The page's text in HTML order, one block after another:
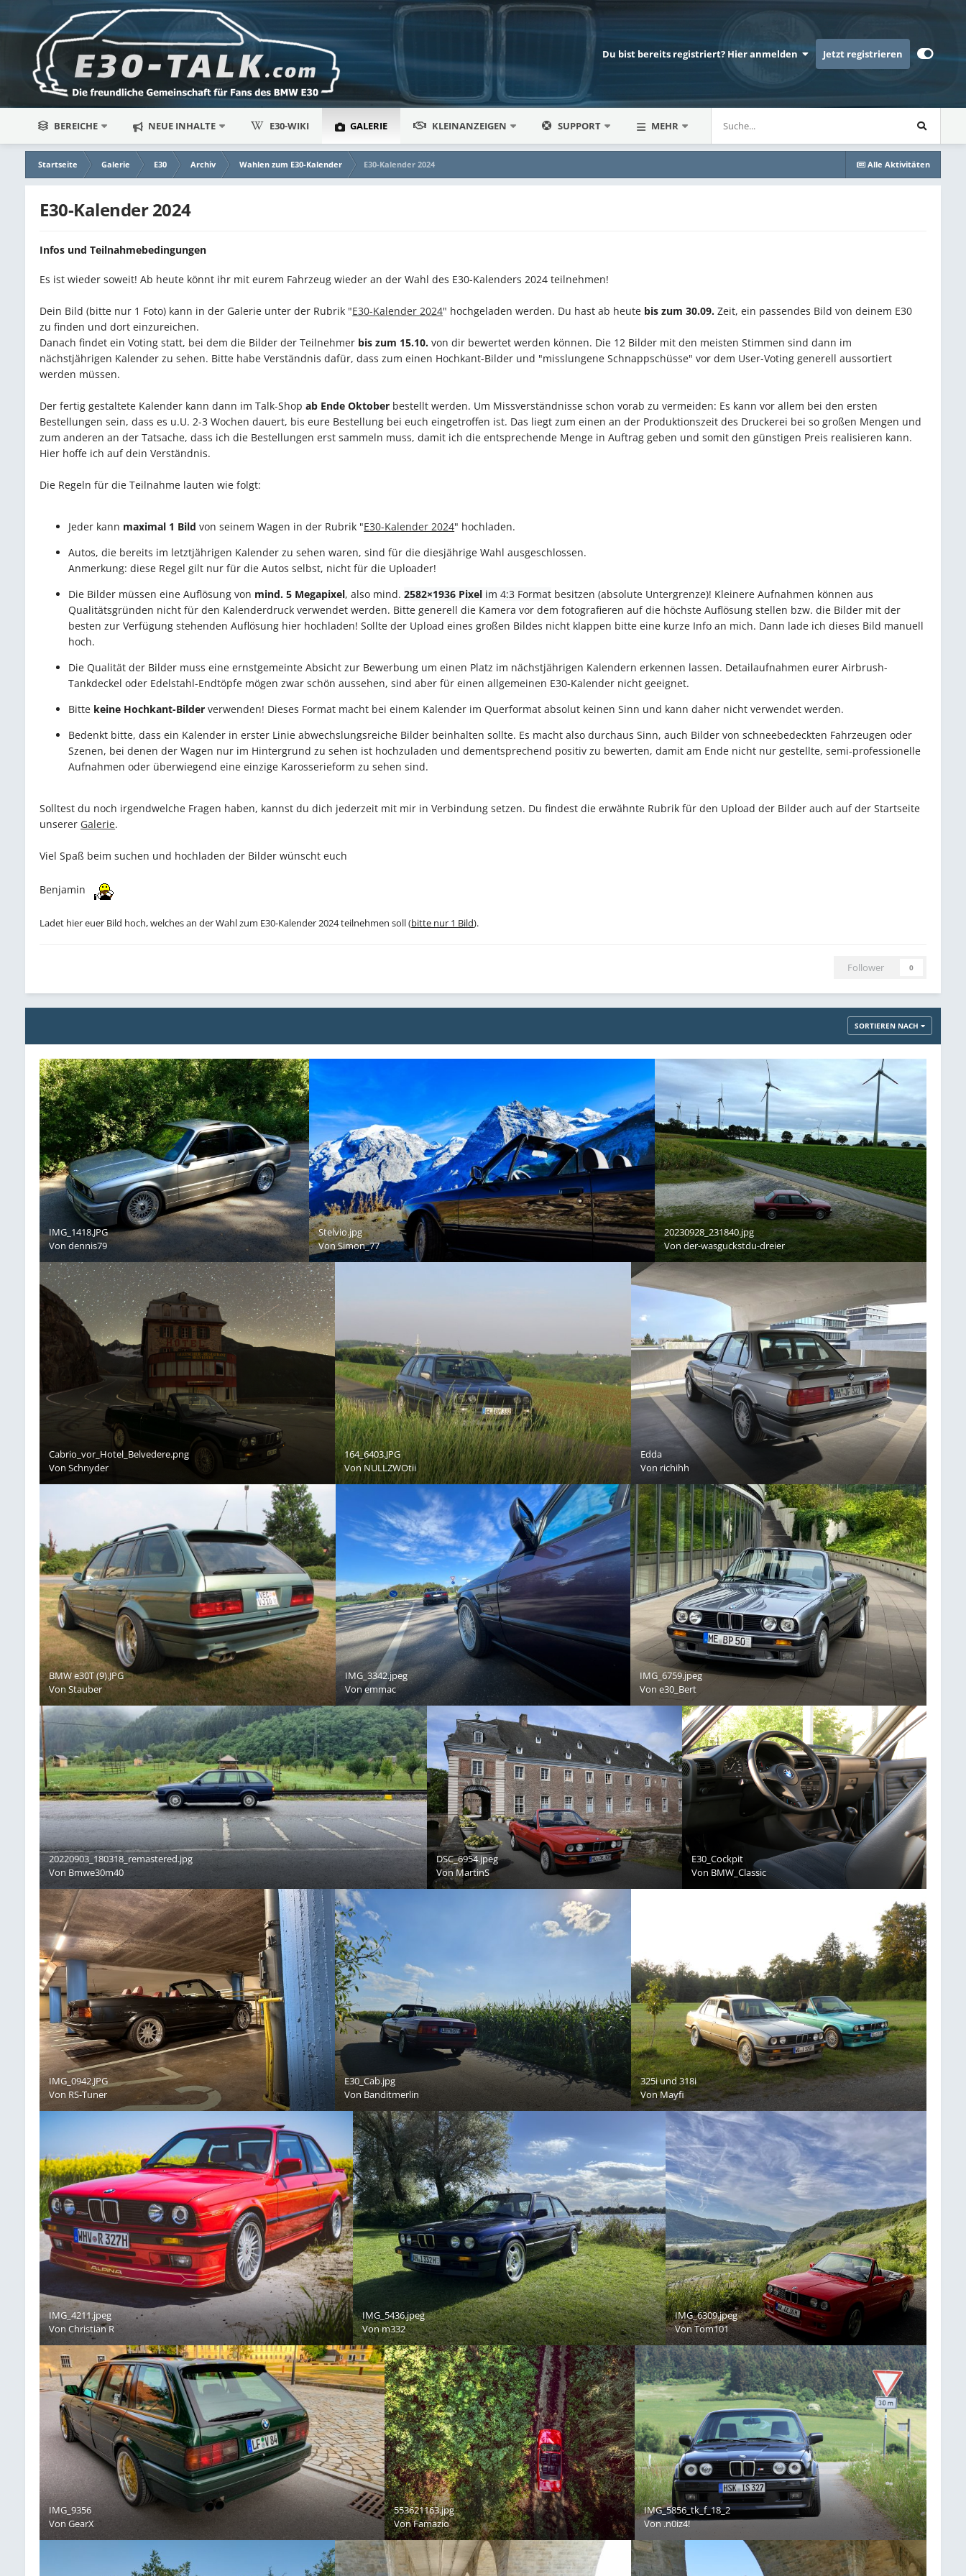
Du bist bereits registriert? Hier anmelden Jetzt registrieren
BEREICHE NEUE INHALTE E30-WIKI GALERIE KLEINANZEIGEN SUPPORT MEHR
Alle Aktivitäten
Startseite Galerie E30 Archiv Wahlen zum E30-Kalender E30-Kalender 2024
E30-Kalender 2024
Infos und Teilnahmebedingungen
Es ist wieder soweit! Ab heute könnt ihr mit eurem Fahrzeug wieder an der Wahl des E30-Kalenders 2024 teilnehmen!
Dein Bild (bitte nur 1 Foto) kann in der Galerie unter der Rubrik "E30-Kalender 2024" hochgeladen werden. Du hast ab heute bis zum 30.09. Zeit, ein passendes Bild von deinem E30
zu finden und dort einzureichen.
Danach findet ein Voting statt, bei dem die Bilder der Teilnehmer bis zum 15.10. von dir bewertet werden können. Die 12 Bilder mit den meisten Stimmen sind dann im
nächstjährigen Kalender zu sehen. Bitte habe Verständnis dafür, dass zum einen Hochkant-Bilder und "misslungene Schnappschüsse" vor dem User-Voting generell aussortiert
werden müssen.
Der fertig gestaltete Kalender kann dann im Talk-Shop ab Ende Oktober bestellt werden. Um Missverständnisse schon vorab zu vermeiden: Es kann vor allem bei den ersten
Bestellungen sein, dass es u.U. 2-3 Wochen dauert, bis eure Bestellung bei euch eingetroffen ist. Das liegt zum einen an der Produktionszeit des Druckerei bei so großen Mengen und
zum anderen an der Tatsache, dass ich die Bestellungen erst sammeln muss, damit ich die entsprechende Menge in Auftrag geben und somit den günstigen Preis realisieren kann.
Hier hoffe ich auf dein Verständnis.
Die Regeln für die Teilnahme lauten wie folgt:
Jeder kann maximal 1 Bild von seinem Wagen in der Rubrik "E30-Kalender 2024" hochladen.
Autos, die bereits im letztjährigen Kalender zu sehen waren, sind für die diesjährige Wahl ausgeschlossen.
Anmerkung: diese Regel gilt nur für die Autos selbst, nicht für die Uploader!
Die Bilder müssen eine Auflösung von mind. 5 Megapixel, also mind.2582×1936 Pixel im 4:3 Format besitzen (absolute Untergrenze)! Kleinere Aufnahmen können aus
Qualitätsgründen nicht für den Kalenderdruck verwendet werden. Bitte generell die Kamera vor dem fotografieren auf die höchste Auflösung stellen bzw. die Bilder mit der
besten zur Verfügung stehenden Auflösung hier hochladen! Sollte der Upload eines großen Bildes nicht klappen bitte eine kurze Info an mich. Dann lade ich dieses Bild manuell
hoch.
Die Qualität der Bilder muss eine ernstgemeinte Absicht zur Bewerbung um einen Platz im nächstjährigen Kalendern erkennen lassen. Detailaufnahmen eurer Airbrush-
Tankdeckel oder Edelstahl-Endtöpfe mögen zwar schön aussehen, sind aber für einen allgemeinen E30-Kalender nicht geeignet.
Bitte keine Hochkant-Bilder verwenden! Dieses Format macht bei einem Kalender im Querformat absolut keinen Sinn und kann daher nicht verwendet werden.
Bedenkt bitte, dass ein Kalender in erster Linie abwechslungsreiche Bilder beinhalten sollte. Es macht also durchaus Sinn, auch Bilder von schneebedeckten Fahrzeugen oder
Szenen, bei denen der Wagen nur im Hintergrund zu sehen ist hochzuladen und dementsprechend positiv zu bewerten, damit am Ende nicht nur gestellte, semi-professionelle
Aufnahmen oder überwiegend eine einzige Karosserieform zu sehen sind.
Solltest du noch irgendwelche Fragen haben, kannst du dich jederzeit mit mir in Verbindung setzen. Du findest die erwähnte Rubrik für den Upload der Bilder auch auf der Startseite
unserer Galerie.
Viel Spaß beim suchen und hochladen der Bilder wünscht euch
Benjamin
Ladet hier euer Bild hoch, welches an der Wahl zum E30-Kalender 2024 teilnehmen soll (bitte nur 1 Bild).
Follower 0
SORTIEREN NACH
IMG_1418.JPG
Vondennis79
Stelvio.jpg
VonSimon_77
20230928_231840.jpg
Vonder-wasguckstdu-dreier
Cabrio_vor_Hotel_Belvedere.png
VonSchnyder
164_6403.JPG
VonNULLZWOtii
Edda
Von richihh
BMW e30T (9).JPG
VonStauber
IMG_3342.jpeg
Vonemmac
IMG_6759.jpeg
Vone30_Bert
20220903_180318_remastered.jpg
Von Bmwe30m40
DSC_6954.jpeg
VonMartinS
E30_Cockpit
Von BMW_Classic
IMG_0942.JPG
Von RS-Tuner
E30_Cab.jpg
Von Banditmerlin
325i und 318i
VonMayfi
IMG_4211.jpeg
VonChristian R
IMG_5436.jpeg
Vonm332
IMG_6309.jpeg
VonTom101
IMG_9356
VonGearX
553621163.jpg
VonFamazio
IMG_5856_tk_f_18_2
Von.n0iz4!